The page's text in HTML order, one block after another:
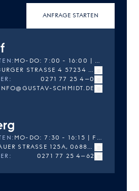
ANFRAGE STARTEN
:
MO-DO: 7:00 - 16:00 | FR: 7:00 - 14:30
DUISBURGER STRASSE 4 57234 WILNSDORF
:
0271 77 25 4–0
SCHMIDT.DE
:
MO-DO: 7:30 - 16:15 | FR: 7:30 - 14:45
DESSAUER STRASSE 125A, 06886 LUTHERSTADT WITTENBERG
: 0271 77 25 4–62